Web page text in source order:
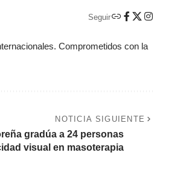
Seguir
Comprometidos con la
NOTICIA SIGUIENTE
gradúa a 24 personas
visual en masoterapia